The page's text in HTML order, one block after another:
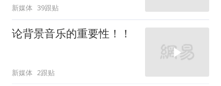
新媒体 39跟贴
论背景音乐的重要性！！
新媒体 2跟贴